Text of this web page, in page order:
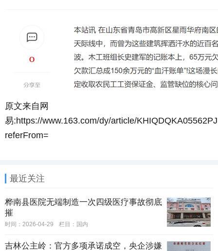
原文来自网
易:https://www.163.com/dy/article/
referFrom=
最近关注
桦南县医院无端制造一次四级医疗事故彻底
摧
时间：2026-04-29 栏目： 国内
吉林公主岭：官方多项承诺成空，央企涉嫌